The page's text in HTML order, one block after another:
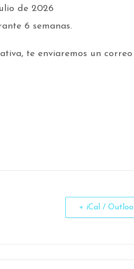
de 2026
6 semanas.
te enviaremos un
+ iCal /